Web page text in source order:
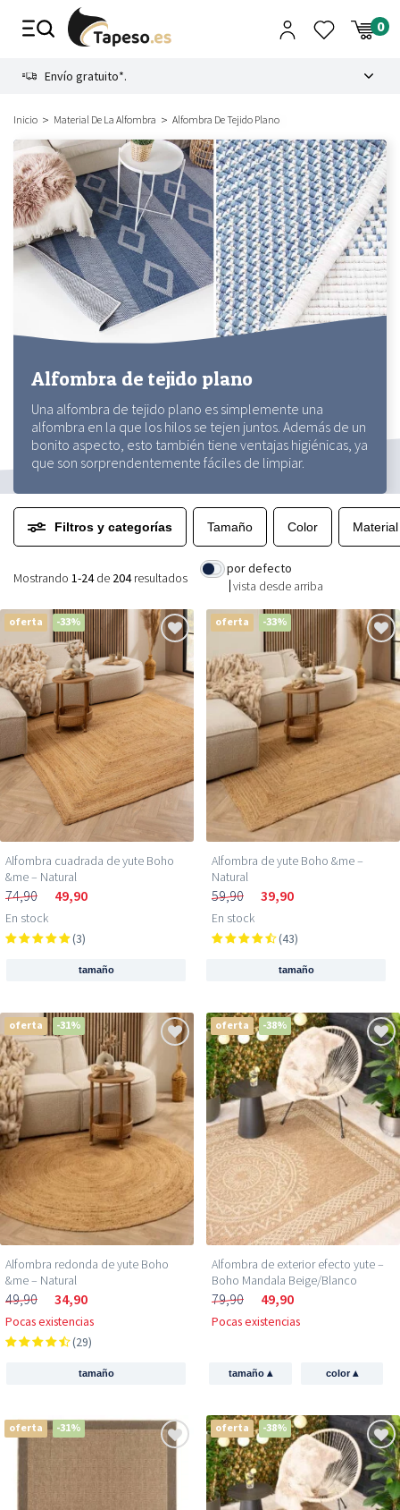
Envío gratuito*.
Inicio Material De La Alfombra Alfombra De Tejido Plano
Alfombra de tejido plano
Una alfombra de tejido plano es simplemente una
alfombra en la que los hilos se tejen juntos. Además de un
bonito aspecto, esto también tiene ventajas higiénicas, ya
que son sorprendentemente fáciles de limpiar.
Filtros y categorías Tamaño Color Material
por defecto
vista desde arriba
Mostrando 1-24de 204resultados
oferta -33%
Alfombra cuadrada de yute Boho
&me – Natural
74,90 49,90
En stock
(3)
tamaño
oferta -33%
Alfombra de yute Boho &me –
Natural
59,90 39,90
En stock
(43)
tamaño
oferta -31%
Alfombra redonda de yute Boho
&me – Natural
49,90 34,90
Pocas existencias
(29)
tamaño
oferta -38%
Alfombra de exterior efecto yute –
Boho Mandala Beige/Blanco
79,90 49,90
Pocas existencias
tamaño ▴ color▴
oferta -31% oferta -38%